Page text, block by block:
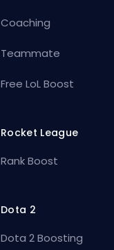
Coaching
Teammate
Free LoL Boost
Rocket League
Rank Boost
Dota 2
Dota 2 Boosting